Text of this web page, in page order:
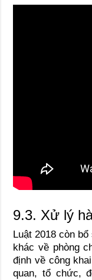
9.3. Xử lý
Luật 2018 còn
khác về phòng
định về công
quan, tổ chức,